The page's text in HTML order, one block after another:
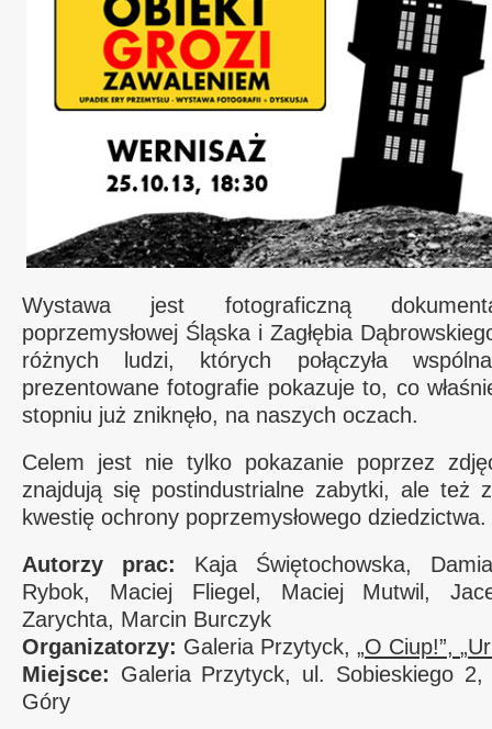
Wystawa jest fotograficzną
poprzemysłowej Śląska i Zagłębia
różnych ludzi, których połączyła
prezentowane fotografie pokazuje to, co
stopniu już zniknęło, na naszych oczach.
Celem jest nie tylko pokazanie poprzez
znajdują się postindustrialne zabytki, ale też
kwestię ochrony poprzemysłowego dziedzictwa.
Autorzy prac: Kaja Świętochowska,
Rybok, Maciej Fliegel, Maciej Mutwil,
Zarychta, Marcin Burczyk
Organizatorzy: Galeria Przytyck, „O Ciup!”,
Miejsce: Galeria Przytyck, ul. Sobieskiego 2,
Góry